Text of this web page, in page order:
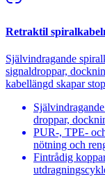
Retraktil
Självindragande
signaldroppar,
kabellängd skapar
droppar,
PUR-, TPE-
nötning och
Fintrådig